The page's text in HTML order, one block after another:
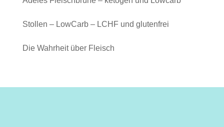
Stollen – LowCarb – LCHF und glutenfrei
Die Wahrheit über Fleisch